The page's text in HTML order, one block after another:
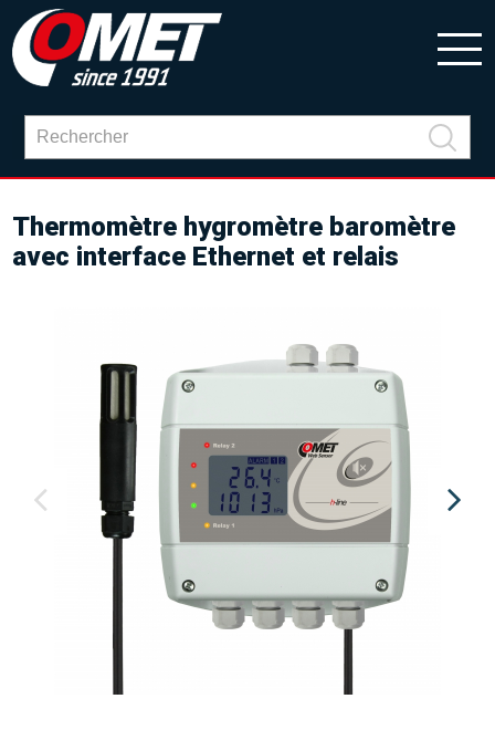
Thermomètre hygromètre baromètre
avec interface Ethernet et relais